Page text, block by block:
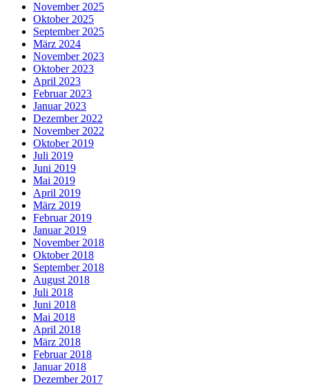
November 2025
Oktober 2025
September 2025
März 2024
November 2023
Oktober 2023
April 2023
Februar 2023
Januar 2023
Dezember 2022
November 2022
Oktober 2019
Juli 2019
Juni 2019
Mai 2019
April 2019
März 2019
Februar 2019
Januar 2019
November 2018
Oktober 2018
September 2018
August 2018
Juli 2018
Juni 2018
Mai 2018
April 2018
März 2018
Februar 2018
Januar 2018
Dezember 2017